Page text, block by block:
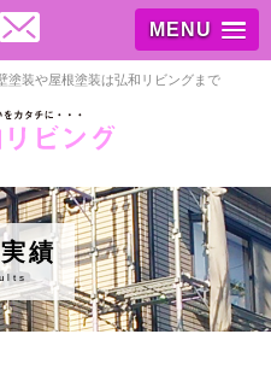
MENU
塗装や屋根塗装は弘和リビングまで
績